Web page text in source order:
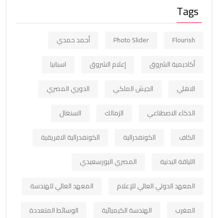
Tags
Flourish
Photo Slider
أحمد حمدي
أكاديمية الشروق
إعلام الشروق
اسبانيا
الاهلي
الجيش الملكي
الدوري المصري
الذكاء الاصطناعي
الزمالك
السنغال
الكاف
الكونفدرالية
الكونفدرالية الافريقية
اللياقة البدنية
المصري البورسعيدي
المعهد الدولي العالي للإعلام
المعهد العالي للهندسة
المغرب
الهندسة الكيميائية
الوسائط المتعددة